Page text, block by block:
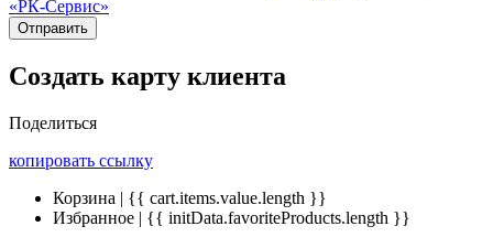
«РК-Сервис»
Отправить
Создать карту клиента
Поделиться
копировать ссылку
Корзина | {{ cart.items.value.length }}
Избранное | {{ initData.favoriteProducts.length }}